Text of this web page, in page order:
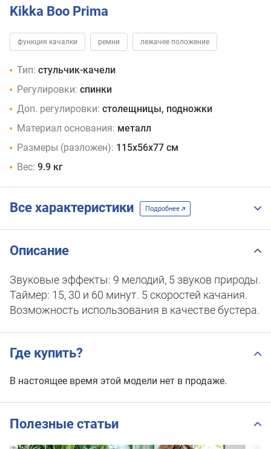
Kikka Boo Prima
функция качалки ремни лежачее положение
Тип: стульчик-качели
Регулировки: спинки
Доп. регулировки: столещницы, подножки
Материал основания: металл
Размеры (разложен): 115x56x77 см
Вес: 9.9 кг
Все характеристики Подробнее
Описание
Звуковые эффекты: 9 мелодий, 5 звуков природы.
Таймер: 15, 30 и 60 минут. 5 скоростей качания.
Возможность использования в качестве бустера.
Где купить?
В настоящее время этой модели нет в продаже.
Полезные статьи